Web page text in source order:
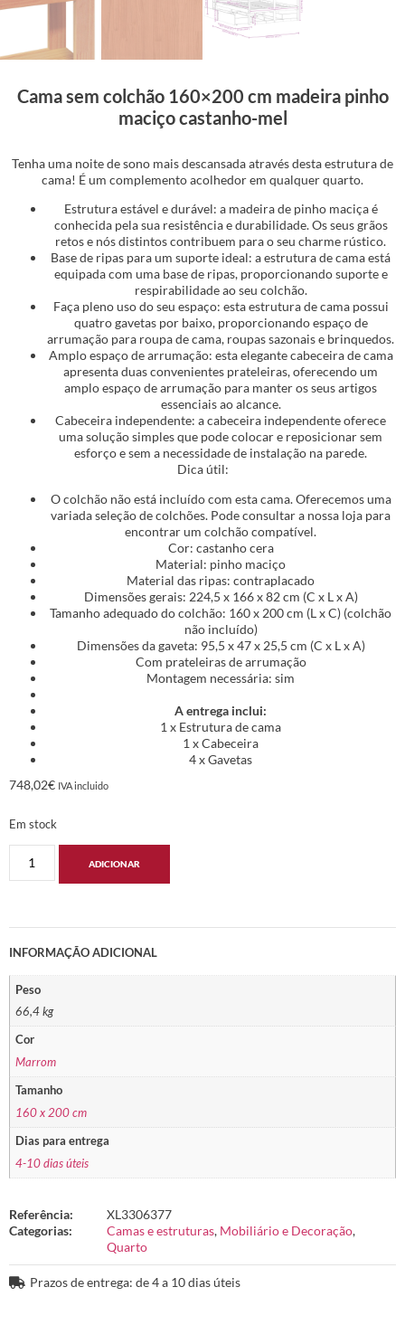
Cama sem colchão 160×200 cm madeira pinho
maciço castanho-mel
Tenha uma noite de sono mais descansada através desta estrutura de
cama! É um complemento acolhedor em qualquer quarto.
Estrutura estável e durável: a madeira de pinho maciça é
conhecida pela sua resistência e durabilidade. Os seus grãos
retos e nós distintos contribuem para o seu charme rústico.
Base de ripas para um suporte ideal: a estrutura de cama está
equipada com uma base de ripas, proporcionando suporte e
respirabilidade ao seu colchão.
Faça pleno uso do seu espaço: esta estrutura de cama possui
quatro gavetas por baixo, proporcionando espaço de
arrumação para roupa de cama, roupas sazonais e brinquedos.
Amplo espaço de arrumação: esta elegante cabeceira de cama
apresenta duas convenientes prateleiras, oferecendo um
amplo espaço de arrumação para manter os seus artigos
essenciais ao alcance.
Cabeceira independente: a cabeceira independente oferece
uma solução simples que pode colocar e reposicionar sem
esforço e sem a necessidade de instalação na parede.
Dica útil:
O colchão não está incluído com esta cama. Oferecemos uma
variada seleção de colchões. Pode consultar a nossa loja para
encontrar um colchão compatível.
Cor: castanho cera
Material: pinho maciço
Material das ripas: contraplacado
Dimensões gerais: 224,5 x 166 x 82 cm (C x L x A)
Tamanho adequado do colchão: 160 x 200 cm (L x C) (colchão
não incluído)
Dimensões da gaveta: 95,5 x 47 x 25,5 cm (C x L x A)
Com prateleiras de arrumação
Montagem necessária: sim
A entrega inclui:
1 x Estrutura de cama
1 x Cabeceira
4 x Gavetas
748,02€ IVA incluido
Em stock
ADICIONAR
INFORMAÇÃO ADICIONAL
Peso
66,4 kg
Cor
Marrom
Tamanho
160 x 200 cm
Dias para entrega
4-10 dias úteis
Referência:
XL3306377
Categorias:
Camas e estruturas, Mobiliário e Decoração,
Quarto
Prazos de entrega: de 4 a 10 dias úteis